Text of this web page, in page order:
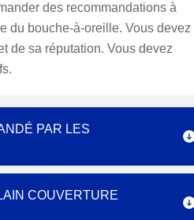
des recommandations à
du bouche-à-oreille. Vous devez
de sa réputation. Vous devez
PAR LES
COUVERTURE